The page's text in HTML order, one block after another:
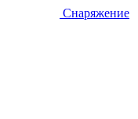
Снаряжение